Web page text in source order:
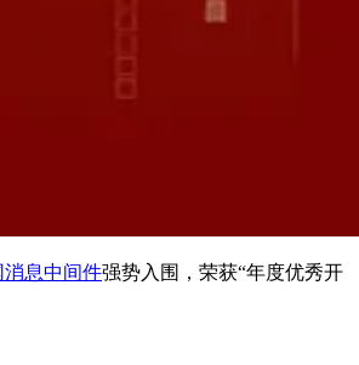
息中间件强势入围，荣获“年度优秀开